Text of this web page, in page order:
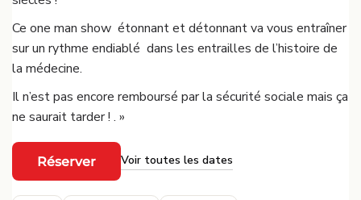
Ce one man show étonnant et détonnant va vous entraîner
sur un rythme endiablé dans les entrailles de l’histoire de
la médecine.
Il n’est pas encore remboursé par la sécurité sociale mais ça
ne saurait tarder ! . »
Réserver Voir toutes les dates